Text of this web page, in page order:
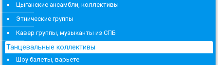
Цыганские ансамбли, коллективы
Этнические группы
Кавер группы, музыканты из СПБ
Танцевальные коллективы
Шоу балеты, варьете